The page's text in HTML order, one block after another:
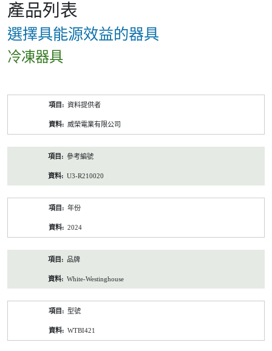
產品列表
選擇具能源效益的器具
冷凍器具
資料提供者
威榮電業有限公司
參考編號
U3-R210020
年份
2024
品牌
White-Westinghouse
型號
WTBI421